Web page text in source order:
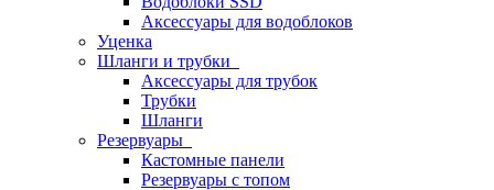
Аксессуары для водоблоков
Уценка
Шланги и трубки
Аксессуары для трубок
Трубки
Шланги
Резервуары
Кастомные панели
Резервуары с топом